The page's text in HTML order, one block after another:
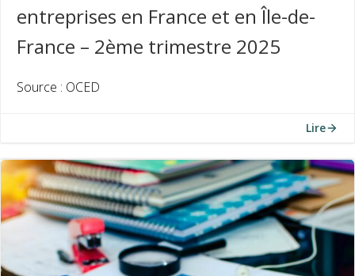
entreprises en France et en Île-de-
France – 2ème trimestre 2025
Source : OCED
Lire